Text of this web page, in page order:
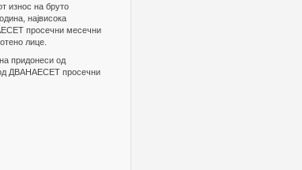
износ на бруто
највисока
просечни месечни
лице.
придонеси од
ДВАНАЕСЕТ просечни